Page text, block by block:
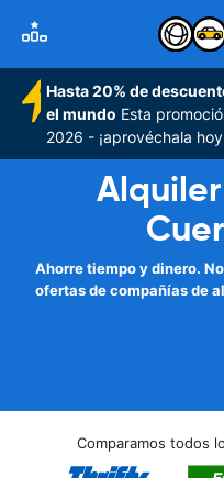
Hasta 20% de
el mundo Esta
2026 - ¡aprovéchala
Ahorre tiempo y dinero.
ofertas de compañías de
Comparamos todos